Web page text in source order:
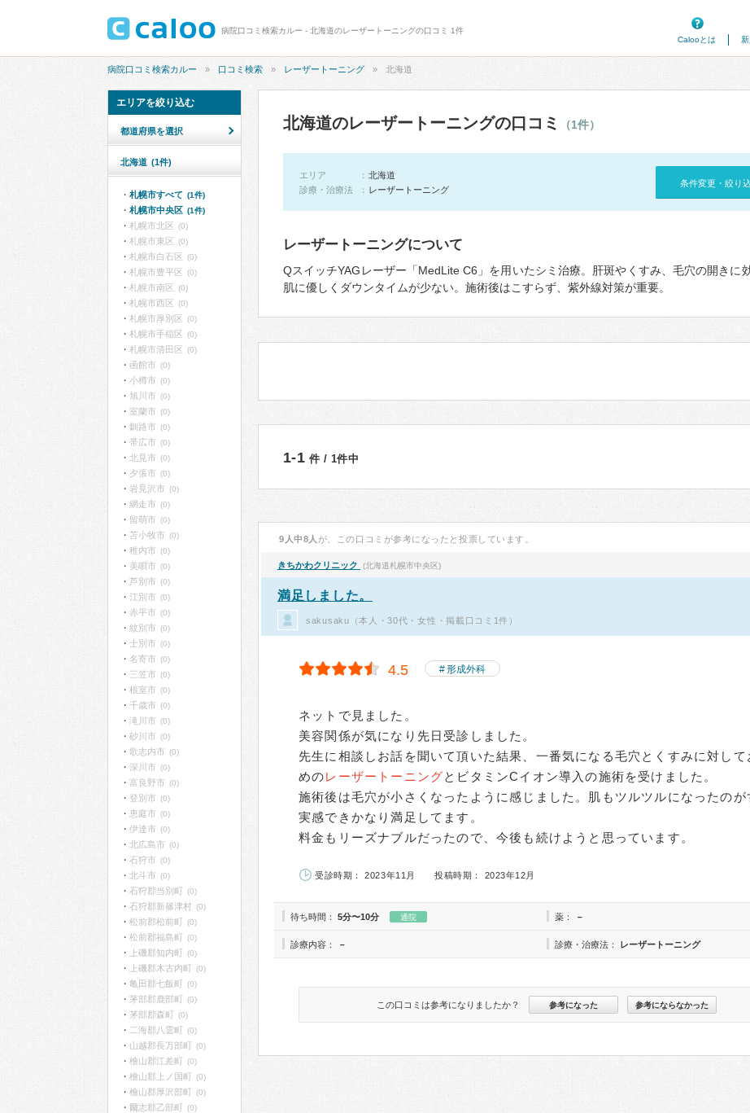
病院口コミ検索カルー - 北海道のレーザートーニングの口コミ 1件
Calooとは
病院口コミ検索カルー 口コミ検索 レーザートーニング 北海道
北海道のレーザートーニングの口コミ （1件）
エリア
北海道
診療・治療法
レーザートーニング
条件変更・絞り
レーザートーニングについて
QスイッチYAGレーザー「MedLite C6」を用いたシミ治療。肝斑やくすみ、毛穴の開きに
肌に優しくダウンタイムが少ない。施術後はこすらず、紫外線対策が重要。
1-1 件 / 1件中
9人中8人 が、この口コミが参考になったと投票しています。
きちかわクリニック (北海道札幌市中央区)
満足しました。
sakusaku（本人・30代・女性・掲載口コミ1件）
4.5 形成外科
ネットで見ました。
美容関係が気になり先日受診しました。
先生に相談しお話を聞いて頂いた結果、一番気になる毛穴とくすみに対して
めのレーザートーニングとビタミンCイオン導入の施術を受けました。
施術後は毛穴が小さくなったように感じました。肌もツルツルになったのが
実感できかなり満足してます。
料金もリーズナブルだったので、今後も続けようと思っています。
受診時期： 2023年11月 投稿時期： 2023年12月
待ち時間： 5分〜10分 通院 薬： －
診療内容： － 診療・治療法： レーザートーニング
この口コミは参考になりましたか？ 参考になった 参考にならなかった
エリアを絞り込む
都道府県を選択
北海道 (1件)
札幌市すべて (1件)
札幌市中央区 (1件)
札幌市北区 (0)
札幌市東区 (0)
札幌市白石区 (0)
札幌市豊平区 (0)
札幌市南区 (0)
札幌市西区 (0)
札幌市厚別区 (0)
札幌市手稲区 (0)
札幌市清田区 (0)
函館市 (0)
小樽市 (0)
旭川市 (0)
室蘭市 (0)
釧路市 (0)
帯広市 (0)
北見市 (0)
夕張市 (0)
岩見沢市 (0)
網走市 (0)
留萌市 (0)
苫小牧市 (0)
稚内市 (0)
美唄市 (0)
芦別市 (0)
江別市 (0)
赤平市 (0)
紋別市 (0)
士別市 (0)
名寄市 (0)
三笠市 (0)
根室市 (0)
千歳市 (0)
滝川市 (0)
砂川市 (0)
歌志内市 (0)
深川市 (0)
富良野市 (0)
登別市 (0)
恵庭市 (0)
伊達市 (0)
北広島市 (0)
石狩市 (0)
北斗市 (0)
石狩郡当別町 (0)
石狩郡新篠津村 (0)
松前郡松前町 (0)
松前郡福島町 (0)
上磯郡知内町 (0)
上磯郡木古内町 (0)
亀田郡七飯町 (0)
茅部郡鹿部町 (0)
茅部郡森町 (0)
二海郡八雲町 (0)
山越郡長万部町 (0)
檜山郡江差町 (0)
檜山郡上ノ国町 (0)
檜山郡厚沢部町 (0)
爾志郡乙部町 (0)